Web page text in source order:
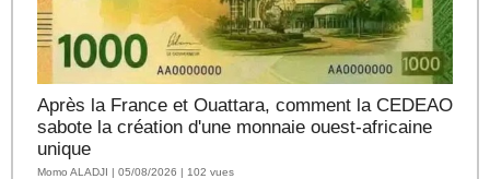
Après la France et Ouattara, comment la CEDEAO
sabote la création d'une monnaie ouest-africaine
unique
Momo ALADJI | 05/08/2026 | 102 vues